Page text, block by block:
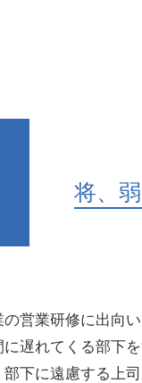
将、
営業研修に出向
遅れてくる部下
下に遠慮する上